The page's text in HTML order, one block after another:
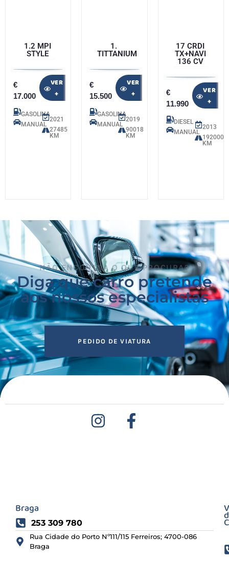
1.2 MPI
STYLE
€
17.000
VER
+
GASOLINA
MANUAL
2021
27485
KM
1.
TITTANIUM
€
15.500
VER
+
GASOLINA
MANUAL
2019
90018
KM
17 CRDI
TX+NAVI
136 CV
€
11.990
VER
+
DIESEL
MANUAL
2013
192000
KM
NÃO ENCONTRA O QUE PROCURA?
Diga que carro pretende
aos nossos especialistas
PEDIDO DE VIATURA
Braga
253 309 780
Rua Cidade do Porto Nº111/115 Ferreiros; 4700-086
Braga